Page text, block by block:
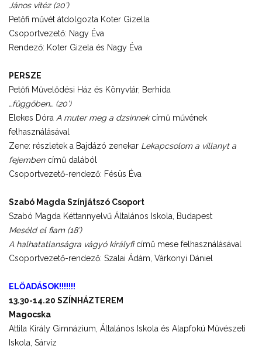
János vitéz (20’)
Petőfi művét átdolgozta Koter Gizella
Csoportvezető: Nagy Éva
Rendező: Koter Gizela és Nagy Éva
PERSZE
Petőfi Művelődési Ház és Könyvtár, Berhida
…függőben… (20’)
Elekes Dóra A muter meg a dzsinnekcímű művének
felhasználásával
Zene: részletek a Bajdázó zenekar Lekapcsolom a villanyt a
fejembencímű dalából
Csoportvezető-rendező: Fésüs Éva
Szabó Magda Színjátszó Csoport
Szabó Magda Kéttannyelvű Általános Iskola, Budapest
Meséld el fiam (18’)
A halhatatlanságra vágyó királyficímű mese felhasználásával
Csoportvezető-rendező: Szalai Ádám, Várkonyi Dániel
ELŐADÁSOK!!!!!!!
13.30-14.20 SZÍNHÁZTEREM
Magocska
Attila Király Gimnázium, Általános Iskola és Alapfokú Művészeti
Iskola, Sárvíz